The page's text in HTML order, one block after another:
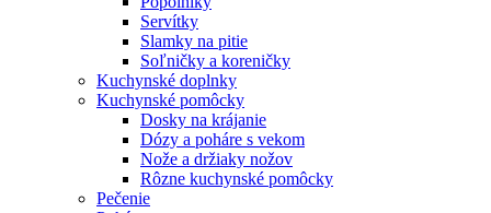
Servítky
Slamky na pitie
Soľničky a koreničky
Kuchynské doplnky
Kuchynské pomôcky
Dosky na krájanie
Dózy a poháre s vekom
Nože a držiaky nožov
Rôzne kuchynské pomôcky
Pečenie